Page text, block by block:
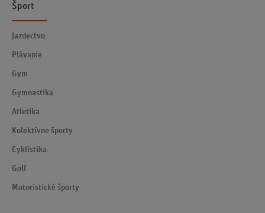
Šport
Jazdectvo
Plávanie
Gym
Gymnastika
Atletika
Kolektívne športy
Cyklistika
Golf
Motoristické športy